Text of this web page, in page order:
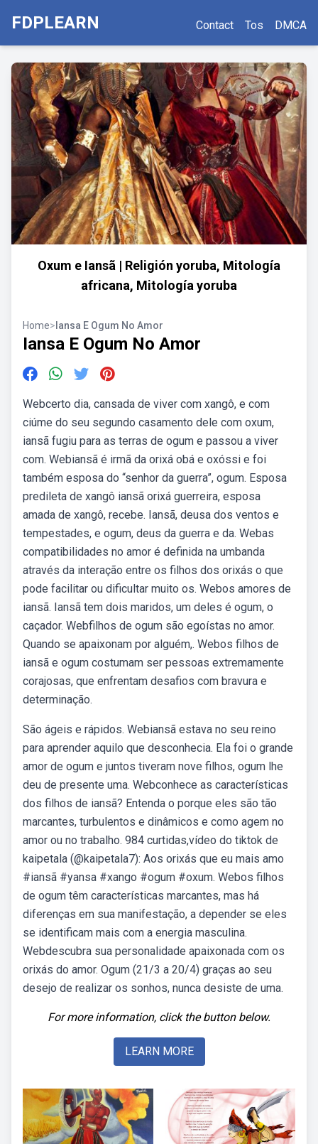
FDPLEARN Contact Tos DMCA
Oxum e Iansã | Religión yoruba, Mitología
africana, Mitología yoruba
Home> Iansa E Ogum No Amor
Iansa E Ogum No Amor
Webcerto dia, cansada de viver com xangô, e com
ciúme do seu segundo casamento dele com oxum,
iansã fugiu para as terras de ogum e passou a viver
com. Webiansã é irmã da orixá obá e oxóssi e foi
também esposa do “senhor da guerra”, ogum. Esposa
predileta de xangô iansã orixá guerreira, esposa
amada de xangô, recebe. Iansã, deusa dos ventos e
tempestades, e ogum, deus da guerra e da. Webas
compatibilidades no amor é definida na umbanda
através da interação entre os filhos dos orixás o que
pode facilitar ou dificultar muito os. Webos amores de
iansã. Iansã tem dois maridos, um deles é ogum, o
caçador. Webfilhos de ogum são egoístas no amor.
Quando se apaixonam por alguém,. Webos filhos de
iansã e ogum costumam ser pessoas extremamente
corajosas, que enfrentam desafios com bravura e
determinação.
São ágeis e rápidos. Webiansã estava no seu reino
para aprender aquilo que desconhecia. Ela foi o grande
amor de ogum e juntos tiveram nove filhos, ogum lhe
deu de presente uma. Webconhece as características
dos filhos de iansã? Entenda o porque eles são tão
marcantes, turbulentos e dinâmicos e como agem no
amor ou no trabalho. 984 curtidas,vídeo do tiktok de
kaipetala (@kaipetala7): Aos orixás que eu mais amo
#iansã #yansa #xango #ogum #oxum. Webos filhos
de ogum têm características marcantes, mas há
diferenças em sua manifestação, a depender se eles
se identificam mais com a energia masculina.
Webdescubra sua personalidade apaixonada com os
orixás do amor. Ogum (21/3 a 20/4) graças ao seu
desejo de realizar os sonhos, nunca desiste de uma.
For more information, click the button below.
LEARN MORE